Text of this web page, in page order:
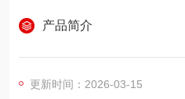
产品简介
更新时间：2026-03-15